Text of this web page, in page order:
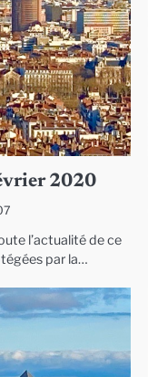
2020
l’actualité de ce
par la…